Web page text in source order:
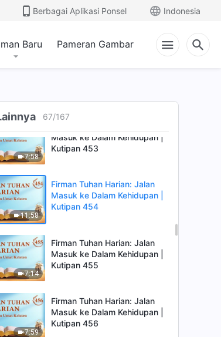
Berbagai Aplikasi Ponsel Indonesia
Baru Pameran Gambar
67/167
6:35
Firman Tuhan Harian: Jalan
7:58
Masuk ke Dalam Kehidupan |
Kutipan 453
11:58
Firman Tuhan Harian: Jalan
Masuk ke Dalam Kehidupan |
Kutipan 454
7:14
Firman Tuhan Harian: Jalan
Masuk ke Dalam Kehidupan |
Kutipan 455
7:59
Firman Tuhan Harian: Jalan
Masuk ke Dalam Kehidupan |
Kutipan 456